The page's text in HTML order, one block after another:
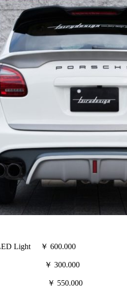
Light ￥ 600.000
300.000
￥ 550.000